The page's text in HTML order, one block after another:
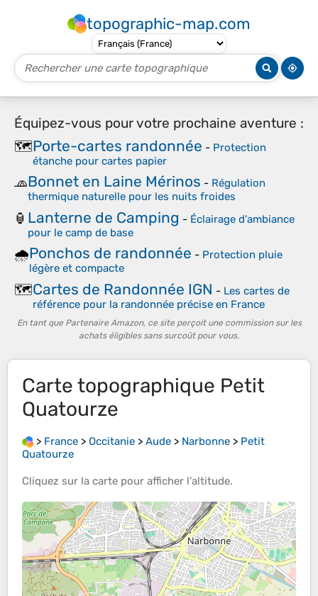
topographic-map.com
Équipez-vous pour votre prochaine aventure :
🗺️Porte-cartes randonnée - Protection
étanche pour cartes papier
🧢Bonnet en Laine Mérinos - Régulation
thermique naturelle pour les nuits froides
🏮 Lanterne de Camping - Éclairage d'ambiance
pour le camp de base
🌧️Ponchos de randonnée - Protection pluie
légère et compacte
🗺️Cartes de Randonnée IGN - Les cartes de
référence pour la randonnée précise en France
En tant que Partenaire Amazon, ce site perçoit une commission sur les
achats éligibles sans surcoût pour vous.
Carte topographique Petit
Quatourze
> France > Occitanie > Aude > Narbonne > Petit
Quatourze
Cliquez sur la carte pour afficher l’altitude.